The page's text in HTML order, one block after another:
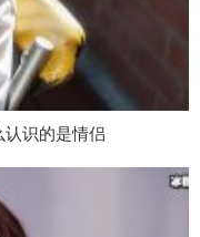
识的是情侣